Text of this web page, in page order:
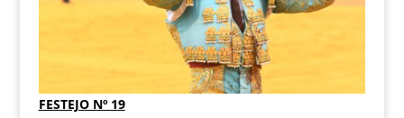
FESTEJO Nº 19